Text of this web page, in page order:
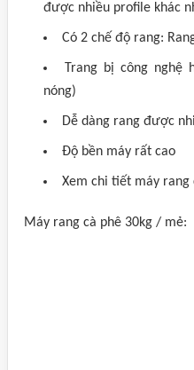
được nhiều profile khác
Có 2 chế độ rang:
Trang bị công
nóng)
Dễ dàng rang được
Độ bền máy rất cao
Xem chi tiết máy rang
Máy rang cà phê 30kg / mẻ: